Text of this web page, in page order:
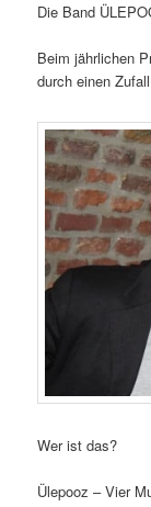
Die Band
Beim jährlichen
durch einen
Wer ist das?
Ülepooz – Vier